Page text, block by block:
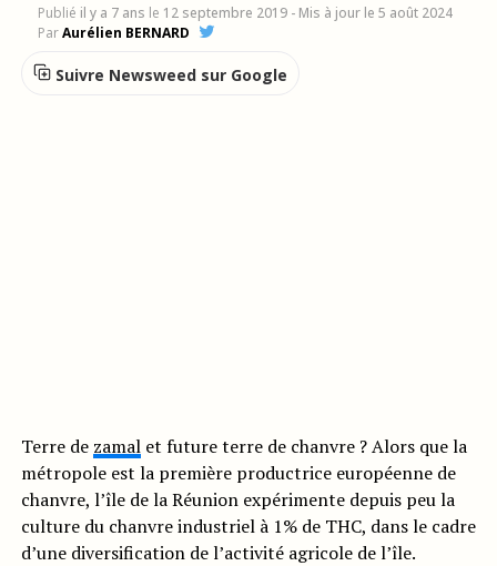
Publié il y a 7 ans le 12 septembre 2019 - Mis à jour le 5 août 2024
ParAurélien BERNARD
Suivre Newsweed sur Google
Terre de zamalet future terre de chanvre ? Alors que la
métropole est la première productrice européenne de
chanvre, l’île de la Réunion expérimente depuis peu la
culture du chanvre industriel à 1% de THC, dans le cadre
d’une diversification de l’activité agricole de l’île.